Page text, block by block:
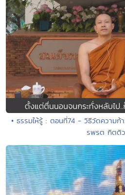
• ธรรมให้รู้ : ตอนที่74 - วิธีวัดความก้
รพรต กิตติว